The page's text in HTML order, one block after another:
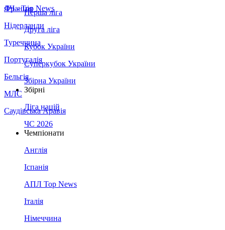
Франція
Нідерланди
Туреччина
Португалія
Бельгія
МЛС
Саудівська Аравія
ЛЧ - Top News
Перша ліга
Друга ліга
Кубок України
Суперкубок України
Збірна України
Збірні
Ліга націй
ЧС 2026
Чемпіонати
Англія
Іспанія
АПЛ Top News
Італія
Німеччина